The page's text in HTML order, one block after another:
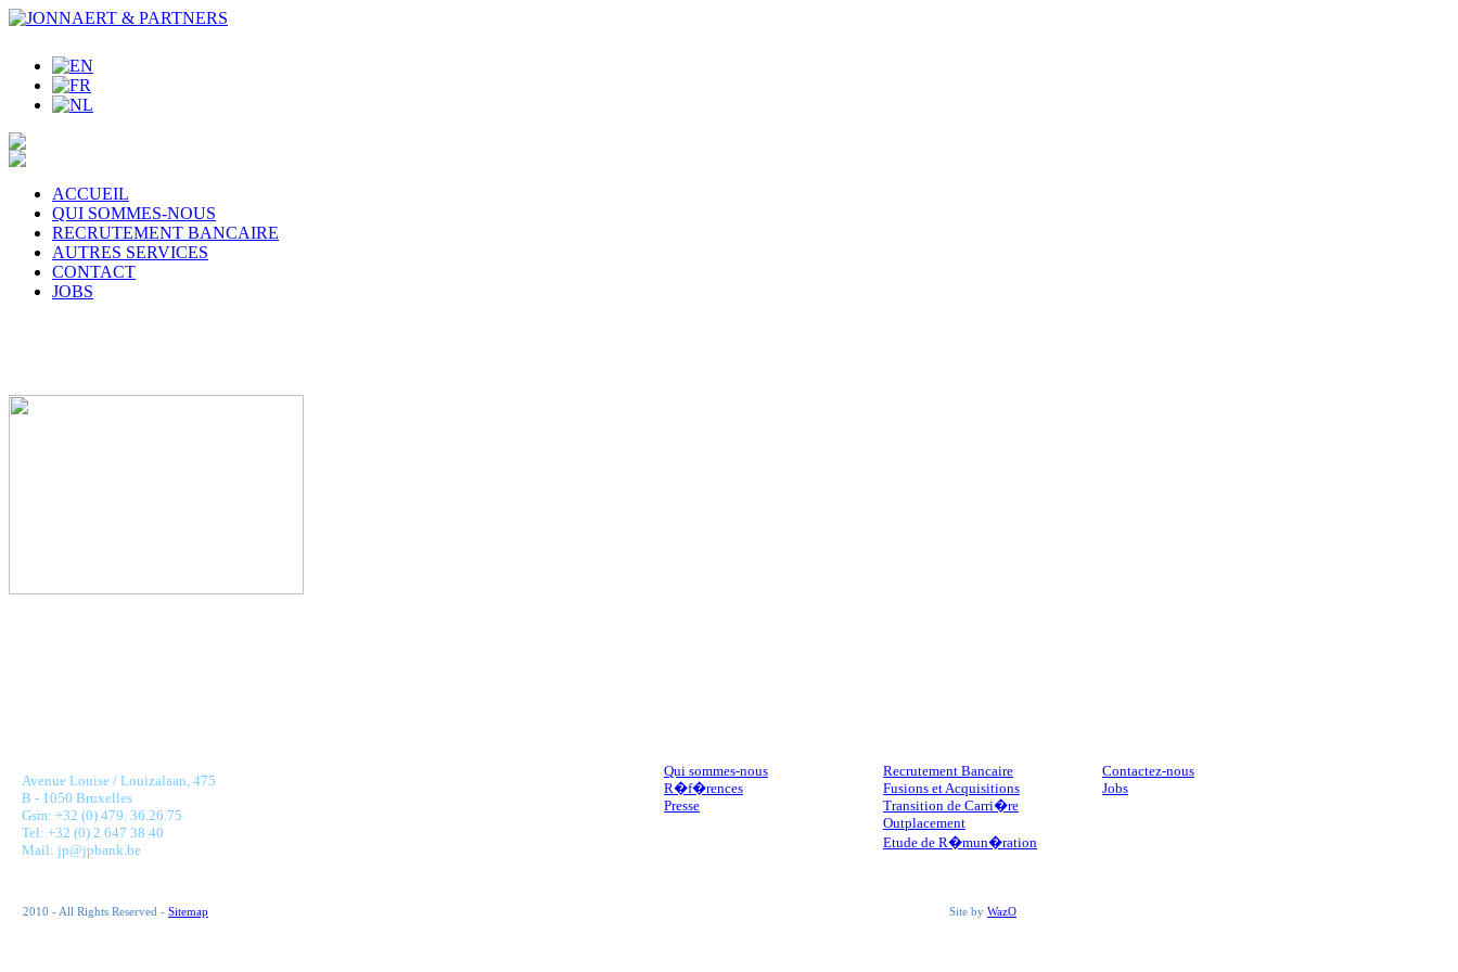
ACCUEIL
QUI SOMMES-NOUS
RECRUTEMENT BANCAIRE
AUTRES SERVICES
CONTACT
JOBS
Avenue Louise / Louizalaan, 475
B - 1050 Bruxelles
Gsm: +32 (0) 479. 36.26.75
Tel: +32 (0) 2 647 38 40
Mail: jp@jpbank.be
Qui sommes-nous
R�f�rences
Presse
Recrutement Bancaire
Fusions et Acquisitions
Transition de Carri�re
Outplacement
Etude de R�mun�ration
Contactez-nous
Jobs
2010 - All Rights Reserved - Sitemap Site by WazO